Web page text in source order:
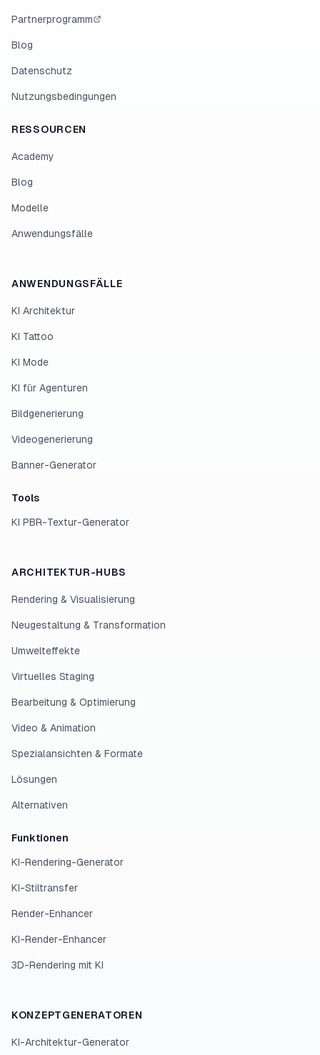
Partnerprogramm
Blog
Datenschutz
Nutzungsbedingungen
RESSOURCEN
Academy
Blog
Modelle
Anwendungsfälle
ANWENDUNGSFÄLLE
KI Architektur
KI Tattoo
KI Mode
KI für Agenturen
Bildgenerierung
Videogenerierung
Banner-Generator
Tools
KI PBR-Textur-Generator
ARCHITEKTUR-HUBS
Rendering & Visualisierung
Neugestaltung & Transformation
Umwelteffekte
Virtuelles Staging
Bearbeitung & Optimierung
Video & Animation
Spezialansichten & Formate
Lösungen
Alternativen
Funktionen
KI-Rendering-Generator
KI-Stiltransfer
Render-Enhancer
KI-Render-Enhancer
3D-Rendering mit KI
KONZEPTGENERATOREN
KI-Architektur-Generator